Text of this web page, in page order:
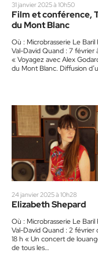
31 janvier 2025 à 10h50
Film et conférence,
du Mont Blanc
Où : Microbrasserie Le Baril
Val-David Quand : 7 février
« Voyagez avec Alex
du Mont Blanc. Diffusion
24 janvier 2025 à 10h28
Elizabeth Shepard
Où : Microbrasserie Le Baril
Val-David Quand : 2 février
18 h « Un concert de
de tous les…